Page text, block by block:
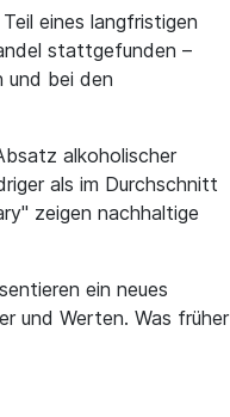
eines langfristigen
stattgefunden –
und bei den
alkoholischer
als im Durchschnitt
zeigen nachhaltige
ein neues
und Werten. Was früher